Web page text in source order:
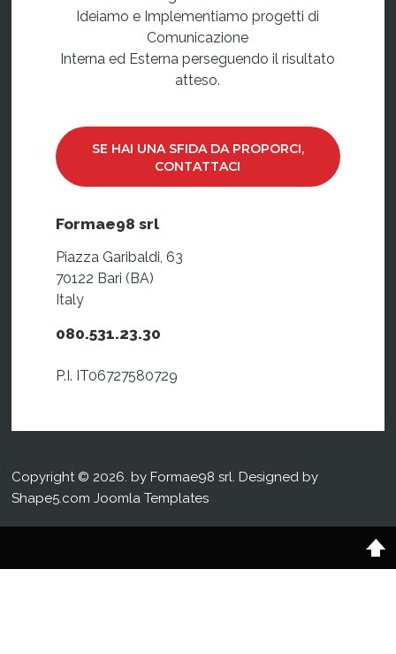
Ideiamo e Implementiamo progetti di
Comunicazione
Interna ed Esterna perseguendo il risultato
atteso.
SE HAI UNA SFIDA DA PROPORCI,
CONTATTACI
Formae98 srl
Piazza Garibaldi, 63
70122 Bari (BA)
Italy
080.531.23.30
P.I. IT06727580729
Copyright © 2026. by Formae98 srl. Designed by
Shape5.comJoomla Templates